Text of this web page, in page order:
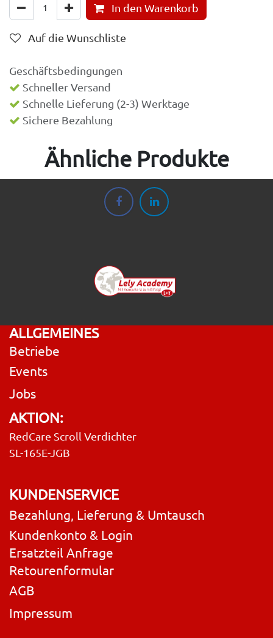
In den Warenkorb
Auf die Wunschliste
Geschäftsbedingungen
Schneller Versand
Schnelle Lieferung (2-3) Werktage
Sichere Bezahlung
Ähnliche Produkte
ALLGEMEINES
Betriebe
Events
Jobs
AKTION:
RedCare Scroll Verdichter
SL-165E-JGB
KUNDENSERVICE
Bezahlung, Lieferung & Umtausch
Kundenkonto & Login
Ersatzteil Anfrage
Retourenformular
AGB
Impressum